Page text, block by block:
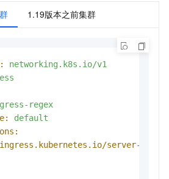
1.19版本之前集群
networking.k8s.io/v1
regex
default
server-